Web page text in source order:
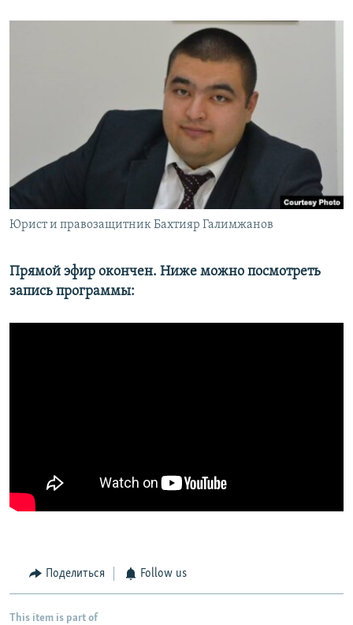
Юрист и правозащитник Бахтияр Галимжанов
Прямой эфир окончен. Ниже можно посмотреть
запись программы:
Поделиться Follow us
This item is part of